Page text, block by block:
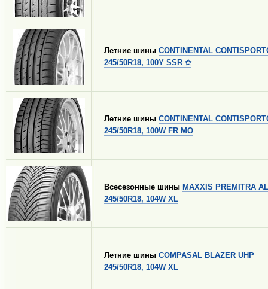
Летние шины CONTINENTAL
245/50R18, 100Y SSR ✩
Летние шины CONTINENTAL
245/50R18, 100W FR MO
Всесезонные шины MAXXIS PREMITRA
245/50R18, 104W XL
Летние шины COMPASAL BLAZER UHP
245/50R18, 104W XL